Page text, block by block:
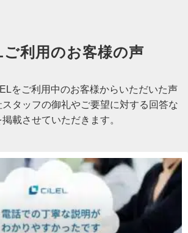
利用のお客様の声
をご利用中のお客様からいただいた声
タッフの御礼やご要望に対する回答な
掲載させていただきます。